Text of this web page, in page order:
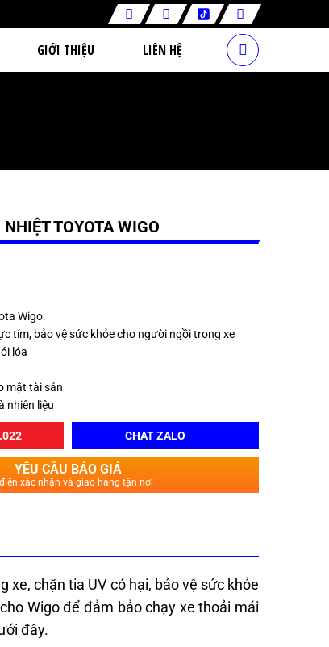
GIỚI THIỆU LIÊN HỆ
TOYOTA WIGO
Wigo:
tím, bảo vệ sức khỏe cho người ngồi trong xe
lóa
mật tài sản
nhiên liệu
CHAT ZALO
YÊU CẦU BÁO GIÁ
xác nhận và giao hàng tận nơi
xe, chặn tia UV có hại, bảo vệ sức khỏe
Wigo để đảm bảo chạy xe thoải mái
đây.